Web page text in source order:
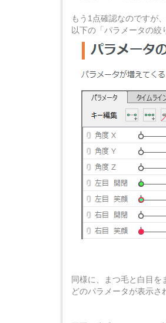
もう1点確認なのですが
以下の「パラメータの絞
同様に、まつ毛と白目
どのパラメータが表示さ